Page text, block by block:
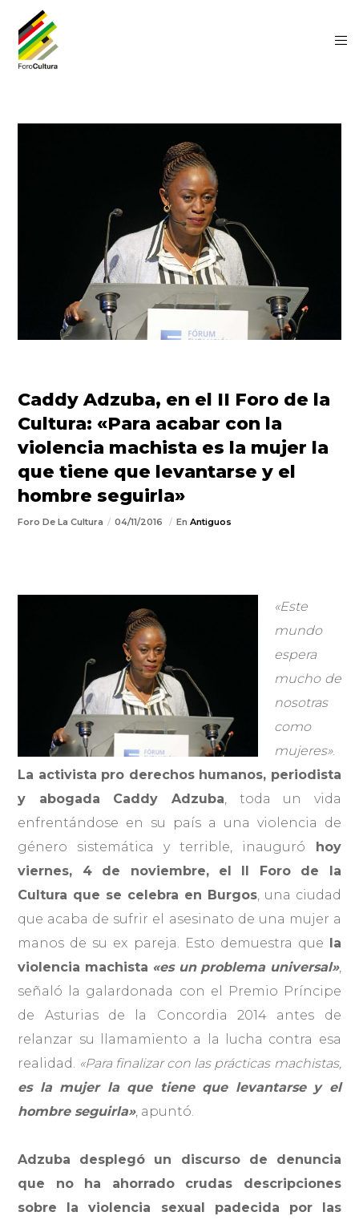
Caddy Adzuba, en el II Foro de la
Cultura: «Para acabar con la
violencia machista es la mujer la
que tiene que levantarse y el
hombre seguirla»
Foro De La Cultura 04/11/2016 EnAntiguos
«Este
mundo
espera
mucho de
nosotras
como
mujeres».
La activista pro derechos humanos, periodista
y abogada Caddy Adzuba, toda un vida
enfrentándose en su país a una violencia de
género sistemática y terrible, inauguró hoy
viernes, 4 de noviembre, el II Foro de la
Cultura que se celebra en Burgos, una ciudad
que acaba de sufrir el asesinato de una mujer a
manos de su ex pareja. Esto demuestra que
la
violencia machista «es un problema universal»,
señaló la galardonada con el Premio Príncipe
de Asturias de la Concordia 2014 antes de
relanzar su llamamiento a la lucha contra esa
realidad. «Para finalizar con las prácticas machistas,
es la mujer la que tiene que levantarse y el
hombre seguirla», apuntó.
Adzuba desplegó un discurso de denuncia
que no ha ahorrado crudas descripciones
sobre la violencia sexual padecida por las